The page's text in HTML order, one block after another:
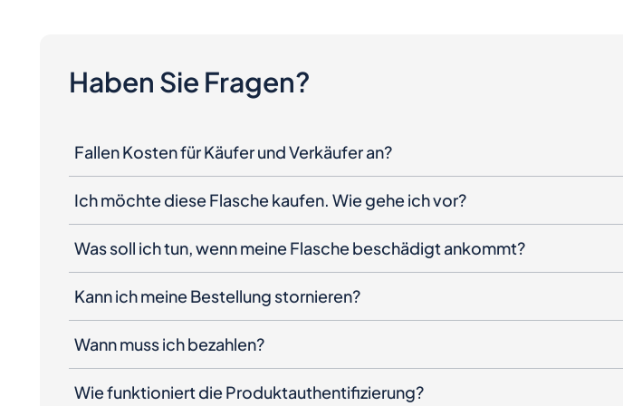
Haben Sie Fragen?
Fallen Kosten für Käufer und Verkäufer an?
Ich möchte diese Flasche kaufen. Wie gehe ich vor?
Was soll ich tun, wenn meine Flasche beschädigt ankommt?
Kann ich meine Bestellung stornieren?
Wann muss ich bezahlen?
Wie funktioniert die Produktauthentifizierung?